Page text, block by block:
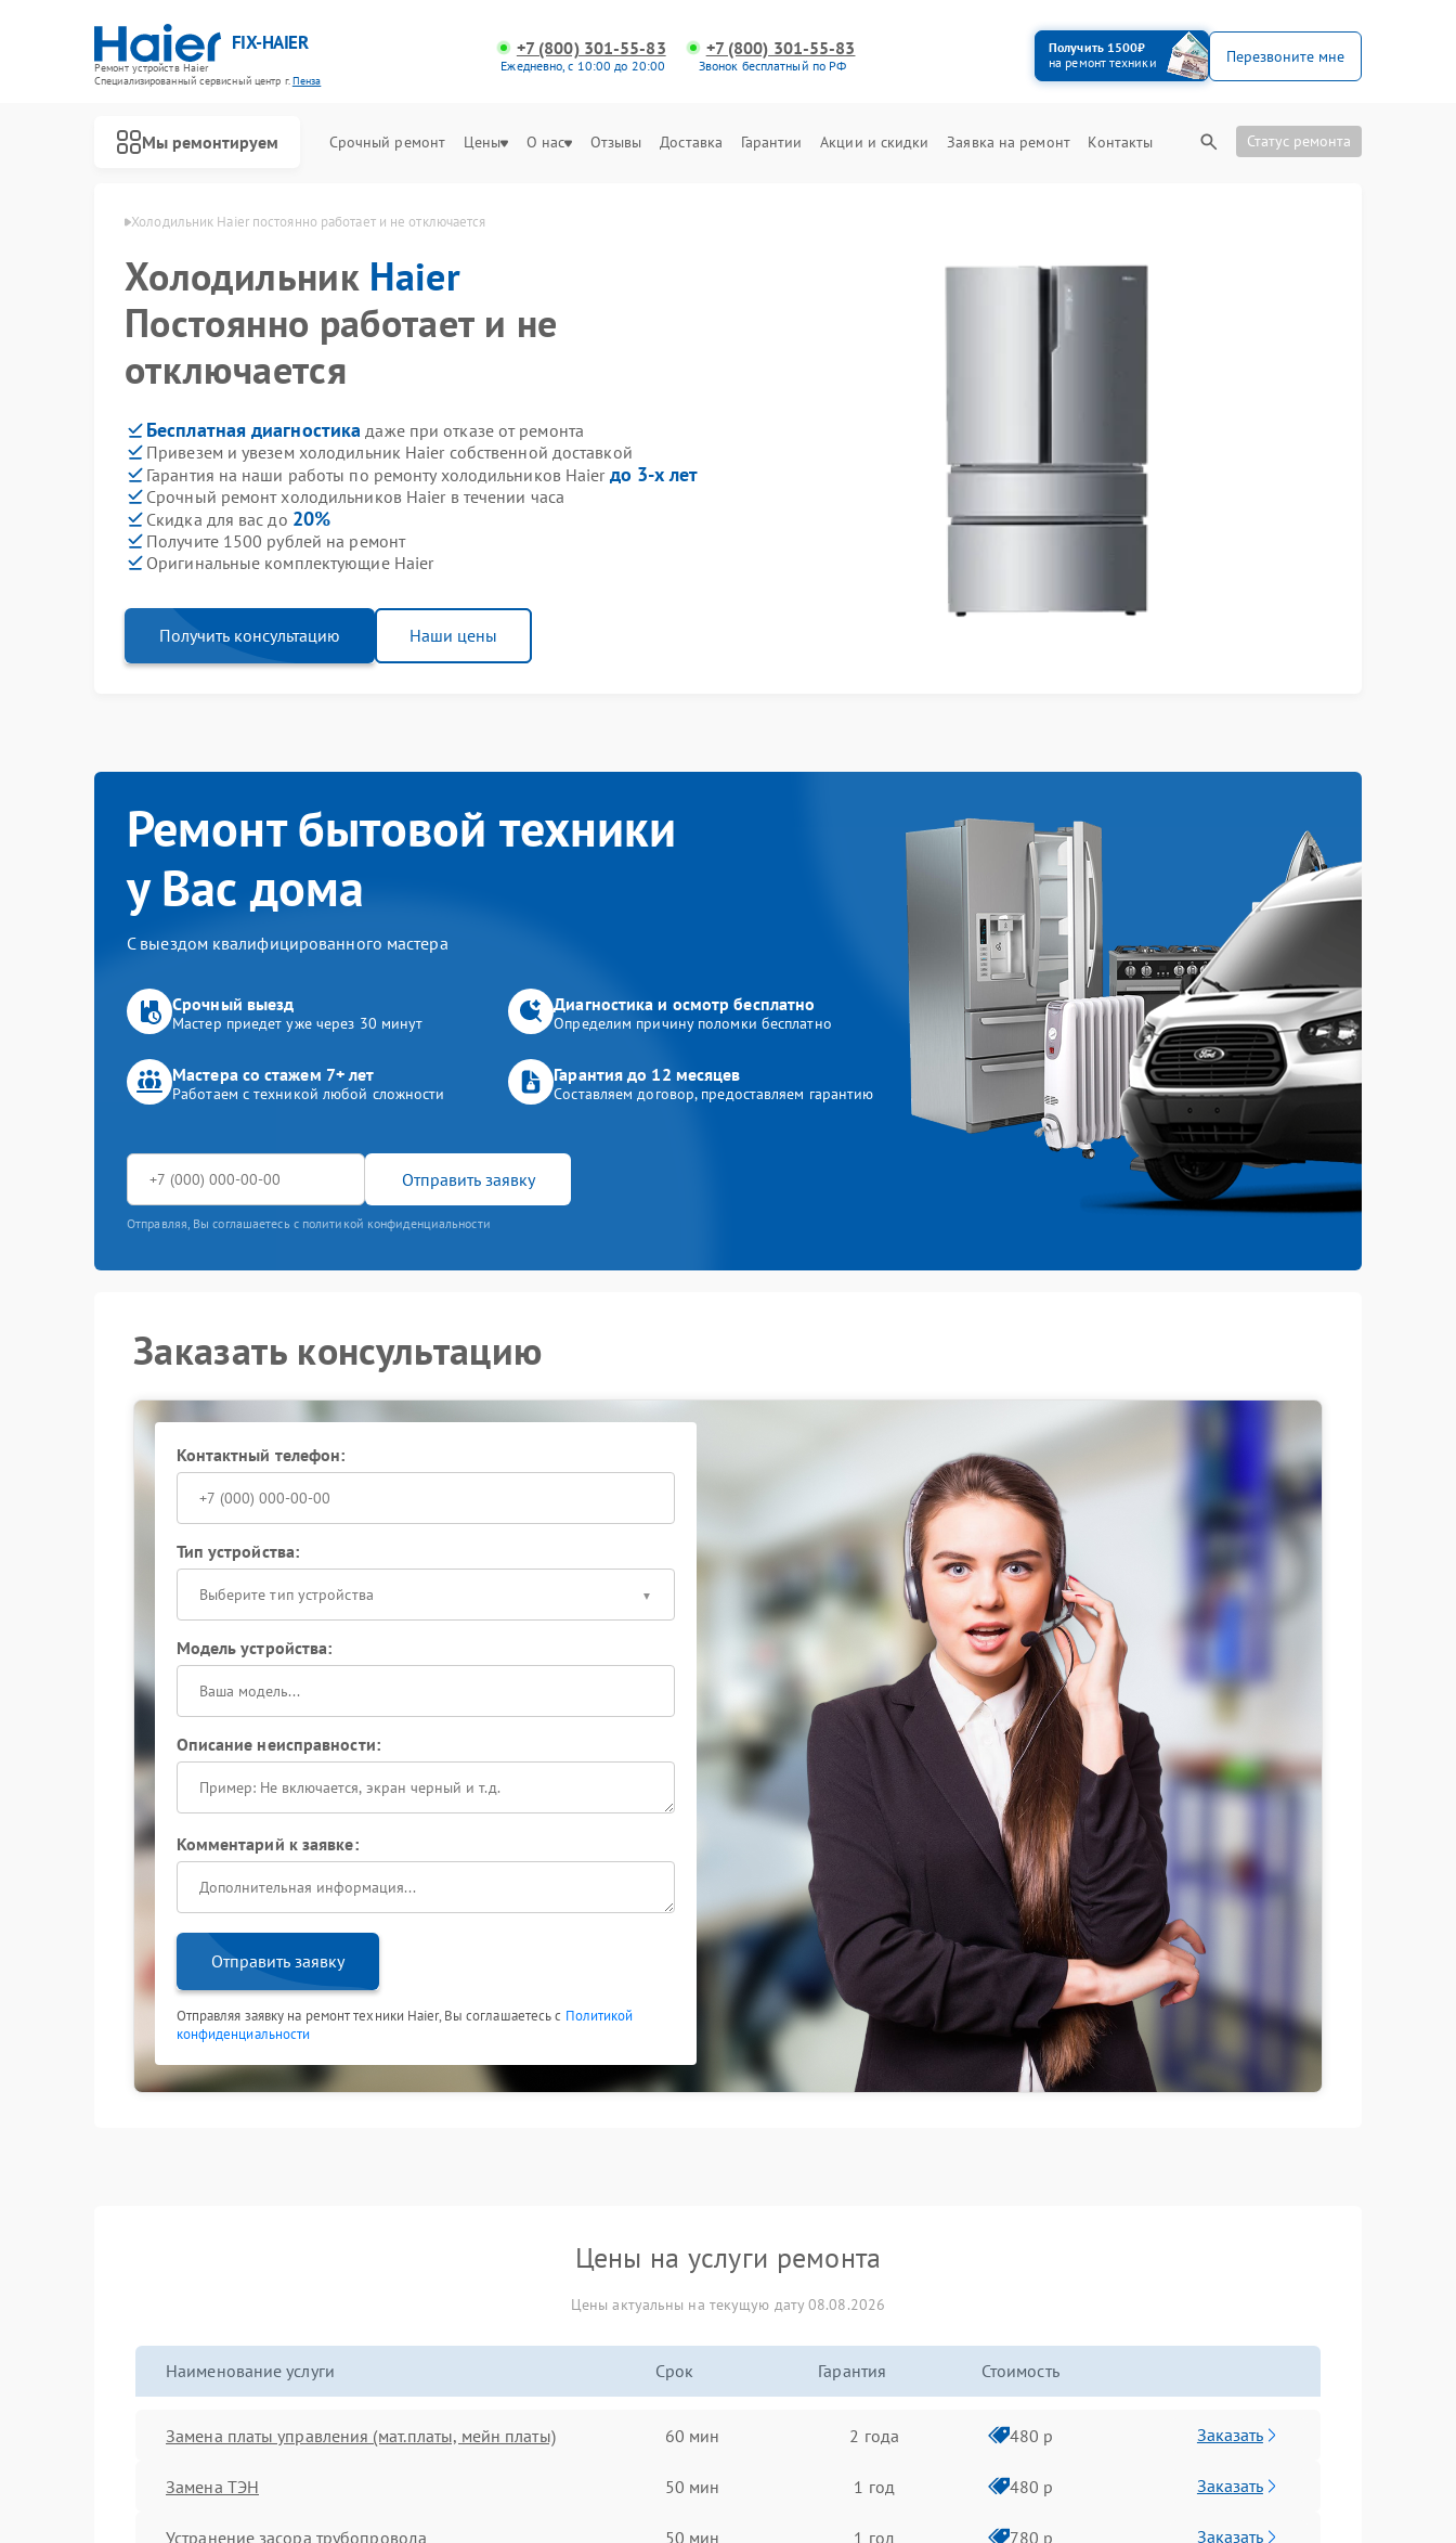
FIX-HAIER
Ремонт устройств Haier
Специализированный cервисный центр г.Пенза
+7 (800) 301-55-83
Ежедневно, с 10:00 до 20:00
+7 (800) 301-55-83
Звонок бесплатный по РФ
Получить 1500₽
на ремонт техники
Перезвоните мне
Мы ремонтируем Срочный ремонт Цены О нас Отзывы Доставка Гарантии Акции и скидки Заявка на ремонт Контакты Статус ремонта
Haier в Пензе Холодильник Haier постоянно работает и не отключается
Холодильник Haier
Постоянно работает и не
отключается
Бесплатная диагностика даже при отказе от ремонта
Привезем и увезем холодильник Haier собственной доставкой
Гарантия на наши работы по ремонту холодильников Haier до 3-х лет
Срочный ремонт холодильников Haier в течении часа
Скидка для вас до 20%
Получите 1500 рублей на ремонт
Оригинальные комплектующие Haier
Получить консультацию Наши цены
Ремонт бытовой техники
у Вас дома
С выездом квалифицированного мастера
Срочный выезд
Мастер приедет уже через 30 минут
Диагностика и осмотр бесплатно
Определим причину поломки бесплатно
Мастера со стажем 7+ лет
Работаем с техникой любой сложности
Гарантия до 12 месяцев
Составляем договор, предоставляем гарантию
Отправить заявку
Отправляя, Вы соглашаетесь с политикой конфиденциальности
Заказать консультацию
Контактный телефон:
Тип устройства:
Выберите тип устройства
Модель устройства:
Описание неисправности:
Комментарий к заявке:
Отправить заявку
Отправляя заявку на ремонт техники Haier, Вы соглашаетесь с Политикой
конфиденциальности
Цены на услуги ремонта
Цены актуальны на текущую дату 08.08.2026
Наименование услуги Срок Гарантия Стоимость
Замена платы управления (мат.платы, мейн платы) 60 мин 2 года 480 р Заказать
Замена ТЭН 50 мин 1 год 480 р Заказать
Устранение засора трубопровода 50 мин 1 год 780 р Заказать